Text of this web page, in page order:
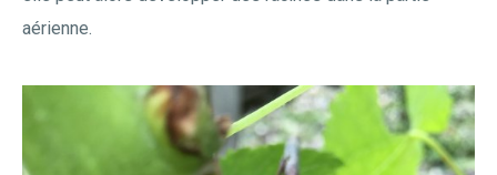
aérienne.